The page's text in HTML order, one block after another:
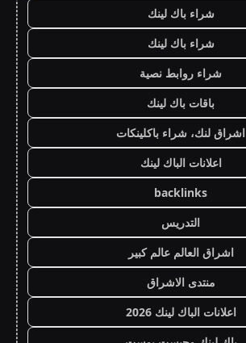
شراء باك لينك
شراء باك لينك
شراء روابط نصية
باقات باك لينك
اشراق لنك، شراء باكلينكات
اعلانات الباك لينك
backlinks
التدريس
اشراق العالم عالم كبير
منتدى الاشراق
اعلانات الباك لينك 2026